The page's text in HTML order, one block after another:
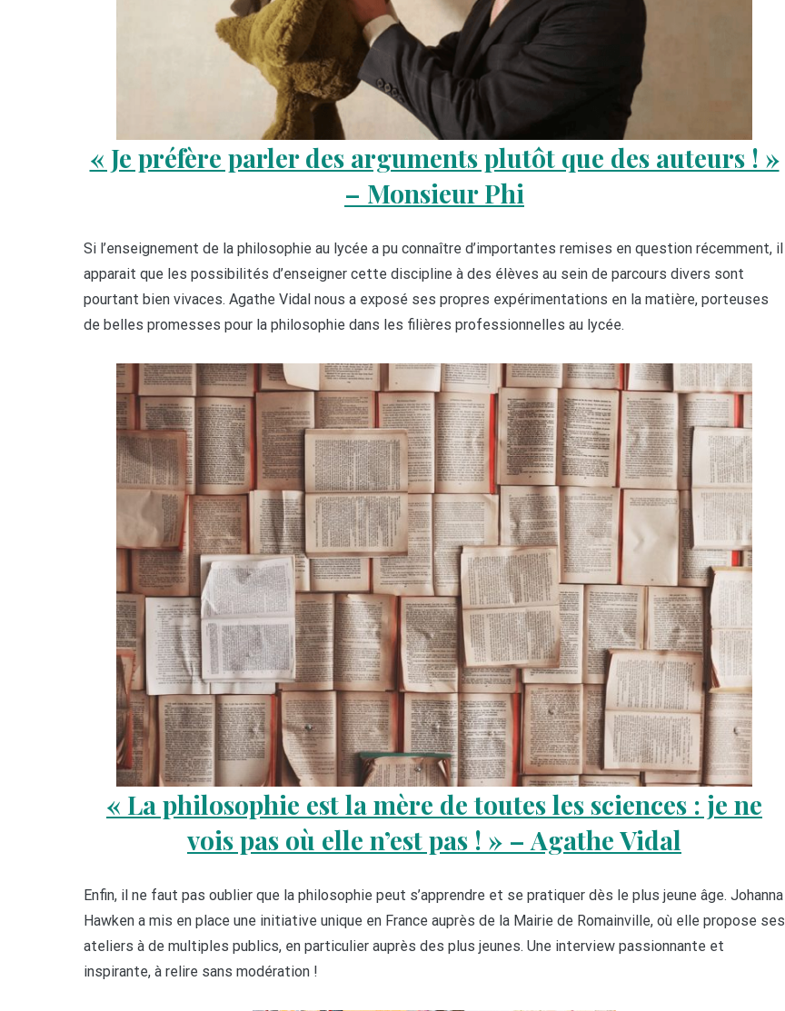
« Je préfère parler des arguments plutôt que des auteurs ! »
– Monsieur Phi
Si l’enseignement de la philosophie au lycée a pu connaître d’importantes remises en question récemment, il
apparait que les possibilités d’enseigner cette discipline à des élèves au sein de parcours divers sont
pourtant bien vivaces. Agathe Vidal nous a exposé ses propres expérimentations en la matière, porteuses
de belles promesses pour la philosophie dans les filières professionnelles au lycée.
« La philosophie est la mère de toutes les sciences : je ne
vois pas où elle n’est pas ! » – Agathe Vidal
Enfin, il ne faut pas oublier que la philosophie peut s’apprendre et se pratiquer dès le plus jeune âge. Johanna
Hawken a mis en place une initiative unique en France auprès de la Mairie de Romainville, où elle propose ses
ateliers à de multiples publics, en particulier auprès des plus jeunes. Une interview passionnante et
inspirante, à relire sans modération !